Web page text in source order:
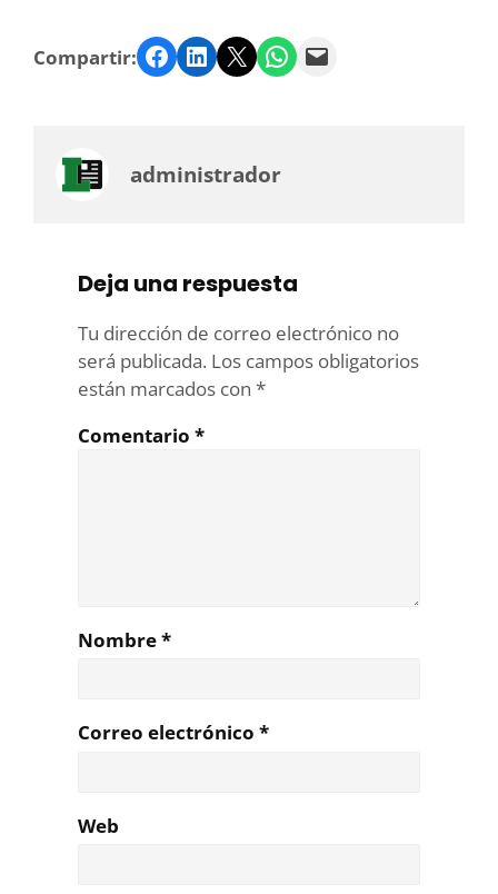
Compartir: Facebook LinkedIn Twitter WhatsApp Email
administrador
Deja una respuesta
Tu dirección de correo electrónico no
será publicada. Los campos obligatorios
están marcados con *
Comentario *
Nombre*
Correo electrónico *
Web